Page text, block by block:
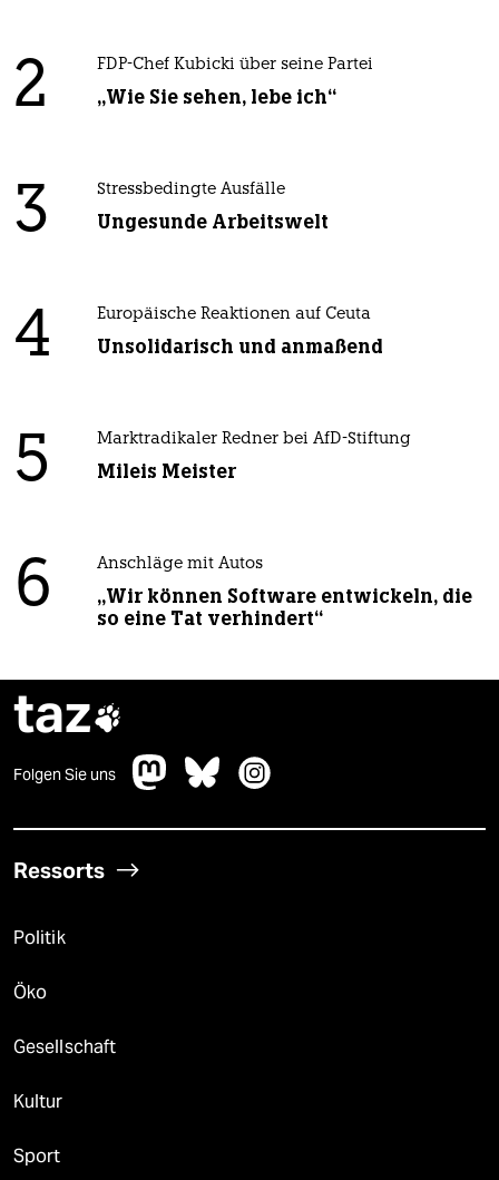
2 FDP-Chef Kubicki über seine Partei
„Wie Sie sehen, lebe ich“
3 Stressbedingte Ausfälle
Ungesunde Arbeitswelt
4 Europäische Reaktionen auf Ceuta
Unsolidarisch und anmaßend
5 Marktradikaler Redner bei AfD-Stiftung
Mileis Meister
6 Anschläge mit Autos
„Wir können Software entwickeln, die
so eine Tat verhindert“
taz
Folgen Sie uns
Ressorts
Politik
Öko
Gesellschaft
Kultur
Sport